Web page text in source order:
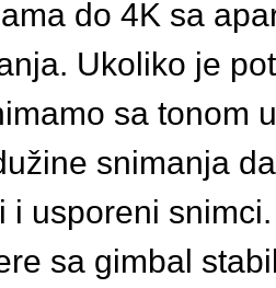
do 4K sa
Ukoliko je
sa tonom
snimanja
i usporeni
sa gimbal